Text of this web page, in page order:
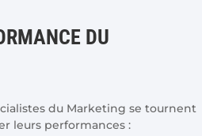
DU
du Marketing se tournent
leurs performances :